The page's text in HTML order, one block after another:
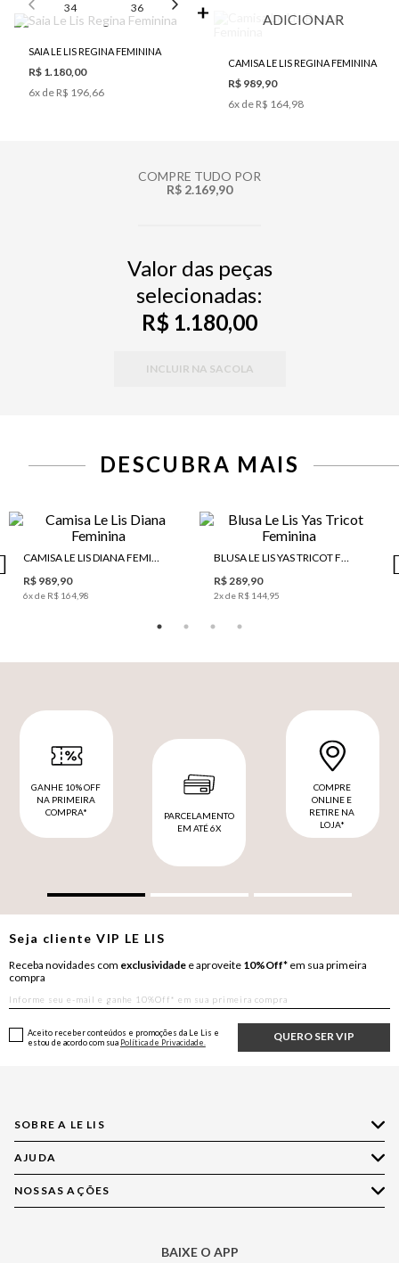
34 36 38
SAIA LE LIS REGINA FEMININA
R$ 1.180,00
6x de R$ 196,66
ADICIONAR
CAMISA LE LIS REGINA FEMININA
R$ 989,90
6x de R$ 164,98
COMPRE TUDO POR
R$ 2.169,90
Valor das peças
selecionadas:
R$ 1.180,00
INCLUIR NA SACOLA
DESCUBRA MAIS
CAMISA LE LIS DIANA FEMININA
R$ 989,90
6x de R$ 164,98
BLUSA LE LIS YAS TRICOT FEMININA
R$ 289,90
2x de R$ 144,95
GANHE 10% OFF
NA PRIMEIRA
COMPRA*
PARCELAMENTO
EM ATÉ 6X
COMPRE
ONLINE E
RETIRE NA
LOJA*
Seja clienteVIP LE LIS
Receba novidades com exclusividade e aproveite 10%Off* em sua primeira
compra
QUERO SER VIP
Aceito receber conteúdos e promoções da Le Lis e
estou de acordo com sua Política de Privacidade.
SOBRE A LE LIS
Quem Somos
Nossas Lojas
Política de Privacidade
AJUDA
Compre pelo WhatsApp
Central de Relacionamento
NOSSAS AÇÕES
BAIXE O APP